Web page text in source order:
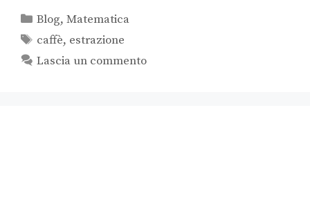
Blog,Matematica
caffè, estrazione
Lascia un commento